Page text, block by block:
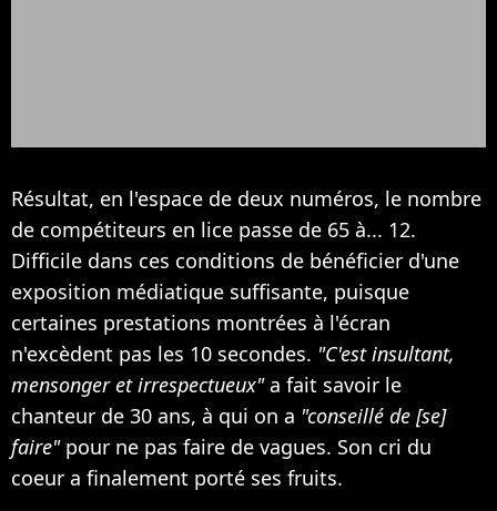
Résultat, en l'espace de deux numéros, le nombre
de compétiteurs en lice passe de 65 à... 12.
Difficile dans ces conditions de bénéficier d'une
exposition médiatique suffisante, puisque
certaines prestations montrées à l'écran
n'excèdent pas les 10 secondes. "C'est insultant,
mensonger et irrespectueux"a fait savoir le
chanteur de 30 ans, à qui on a "conseillé de [se]
faire"pour ne pas faire de vagues. Son cri du
coeur a finalement porté ses fruits.